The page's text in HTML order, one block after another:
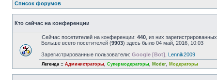
Список форумов
Кто сейчас на конференции
Сейчас посетителей на конференции: 440 , из них
Больше всего посетителей (9903) здесь было 04 май, 2016, 10:03
Зарегистрированные пользователи: Google [Bot] Lennik2009
Легенда :: Администраторы, Супермодераторы, Moder, Модераторы